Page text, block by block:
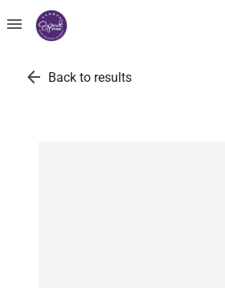
menu
arrow_back Back to results